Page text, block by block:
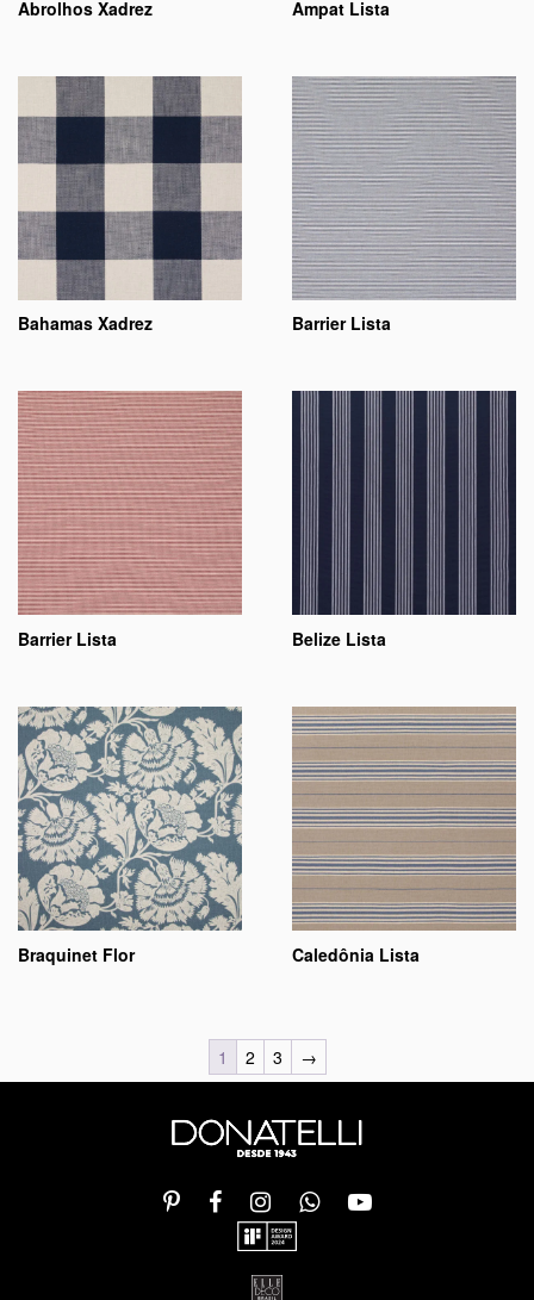
Abrolhos Xadrez Ampat Lista
Bahamas Xadrez Barrier Lista
Barrier Lista Belize Lista
Braquinet Flor Caledônia Lista
1 2 3 →